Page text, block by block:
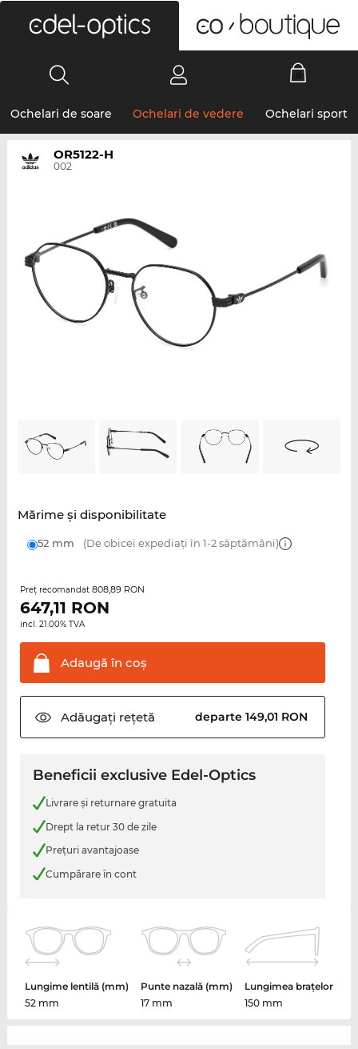
Ochelari de soare Ochelari de vedere Ochelari sport
OR5122-H
002
Mărime şi disponibilitate
52 mm (De obicei expediați în 1-2 săptămâni)
Preţ recomandat 808,89 RON
647,11 RON
incl. 21.00% TVA
Adaugă în coş
Adăugați rețetă departe 149,01 RON
Beneficii exclusive Edel-Optics
Livrare şi returnare gratuita
Drept la retur 30 de zile
Preţuri avantajoase
Cumpărare în cont
Lungime lentilă (mm)
52 mm
Punte nazală (mm)
17 mm
Lungimea brațelor
150 mm